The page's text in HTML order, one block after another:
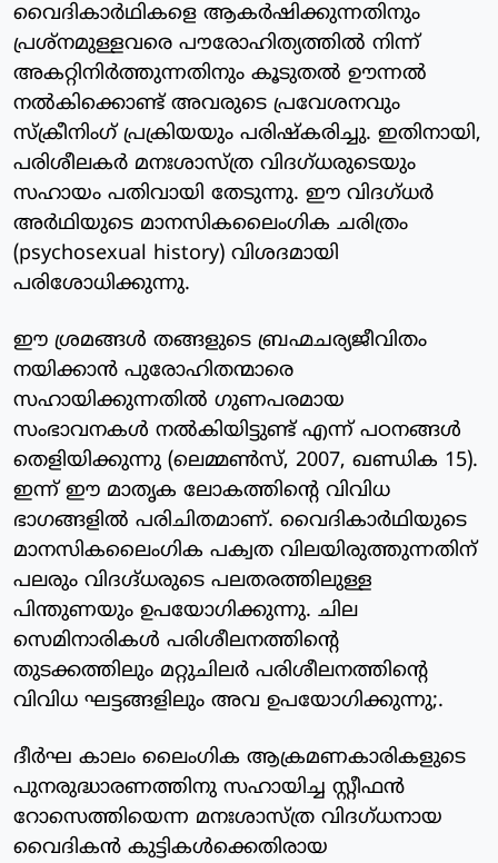
വൈദികാര്‍ഥികളെ ആകര്‍ഷിക്കുന്നതിനും
പ്രശ്‌നമുള്ളവരെ പൗരോഹിത്യത്തില്‍ നിന്ന്
അകറ്റിനിര്‍ത്തുന്നതിനും കൂടുതല്‍ ഊന്നല്‍
നല്‍കിക്കൊണ്ട് അവരുടെ പ്രവേശനവും
സ്‌ക്രീനിംഗ് പ്രക്രിയയും പരിഷ്‌കരിച്ചു. ഇതിനായി,
പരിശീലകര്‍ മനഃശാസ്ത്ര വിദഗ്ധരുടെയും
സഹായം പതിവായി തേടുന്നു. ഈ വിദഗ്ധര്‍
അര്‍ഥിയുടെ മാനസികലൈംഗിക ചരിത്രം
(psychosexual history) വിശദമായി
പരിശോധിക്കുന്നു.
ഈ ശ്രമങ്ങള്‍ തങ്ങളുടെ ബ്രഹ്മചര്യജീവിതം
നയിക്കാന്‍ പുരോഹിതന്മാരെ
സഹായിക്കുന്നതില്‍ ഗുണപരമായ
സംഭാവനകള്‍ നല്‍കിയിട്ടുണ്ട് എന്ന് പഠനങ്ങള്‍
തെളിയിക്കുന്നു (ലെമ്മണ്‍സ്, 2007, ഖണ്ഡിക 15).
ഇന്ന് ഈ മാതൃക ലോകത്തിന്റെ വിവിധ
ഭാഗങ്ങളില്‍ പരിചിതമാണ്. വൈദികാര്‍ഥിയുടെ
മാനസികലൈംഗിക പക്വത വിലയിരുത്തുന്നതിന്
പലരും വിദഗ്ദ്ധരുടെ പലതരത്തിലുള്ള
പിന്തുണയും ഉപയോഗിക്കുന്നു. ചില
സെമിനാരികള്‍ പരിശീലനത്തിന്റെ
തുടക്കത്തിലും മറ്റുചിലര്‍ പരിശീലനത്തിന്റെ
വിവിധ ഘട്ടങ്ങളിലും അവ ഉപയോഗിക്കുന്നു;.
ദീര്‍ഘ കാലം ലൈംഗിക ആക്രമണകാരികളുടെ
പുനരുദ്ധാരണത്തിനു സഹായിച്ച സ്റ്റീഫന്‍
റോസെത്തിയെന്ന മനഃശാസ്ത്ര വിദഗ്ധനായ
വൈദികന്‍ കുട്ടികള്‍ക്കെതിരായ